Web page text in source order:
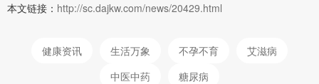
本文链接： http://sc.dajkw.com/news/20429.html
健康资讯 生活万象 不孕不育
艾滋病
中医中药
糖尿病